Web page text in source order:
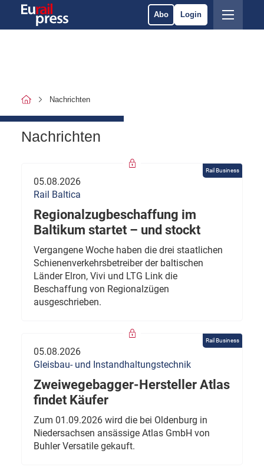
Abo Login
Nachrichten
Nachrichten
Rail Business
05.08.2026
Rail Baltica
Regionalzugbeschaffung im
Baltikum startet – und stockt
Vergangene Woche haben die drei staatlichen
Schienenverkehrsbetreiber der baltischen
Länder Elron, Vivi und LTG Link die
Beschaffung von Regionalzügen
ausgeschrieben.
Rail Business
05.08.2026
Gleisbau- und Instandhaltungstechnik
Zweiwegebagger-Hersteller Atlas
findet Käufer
Zum 01.09.2026 wird die bei Oldenburg in
Niedersachsen ansässige Atlas GmbH von
Buhler Versatile gekauft.